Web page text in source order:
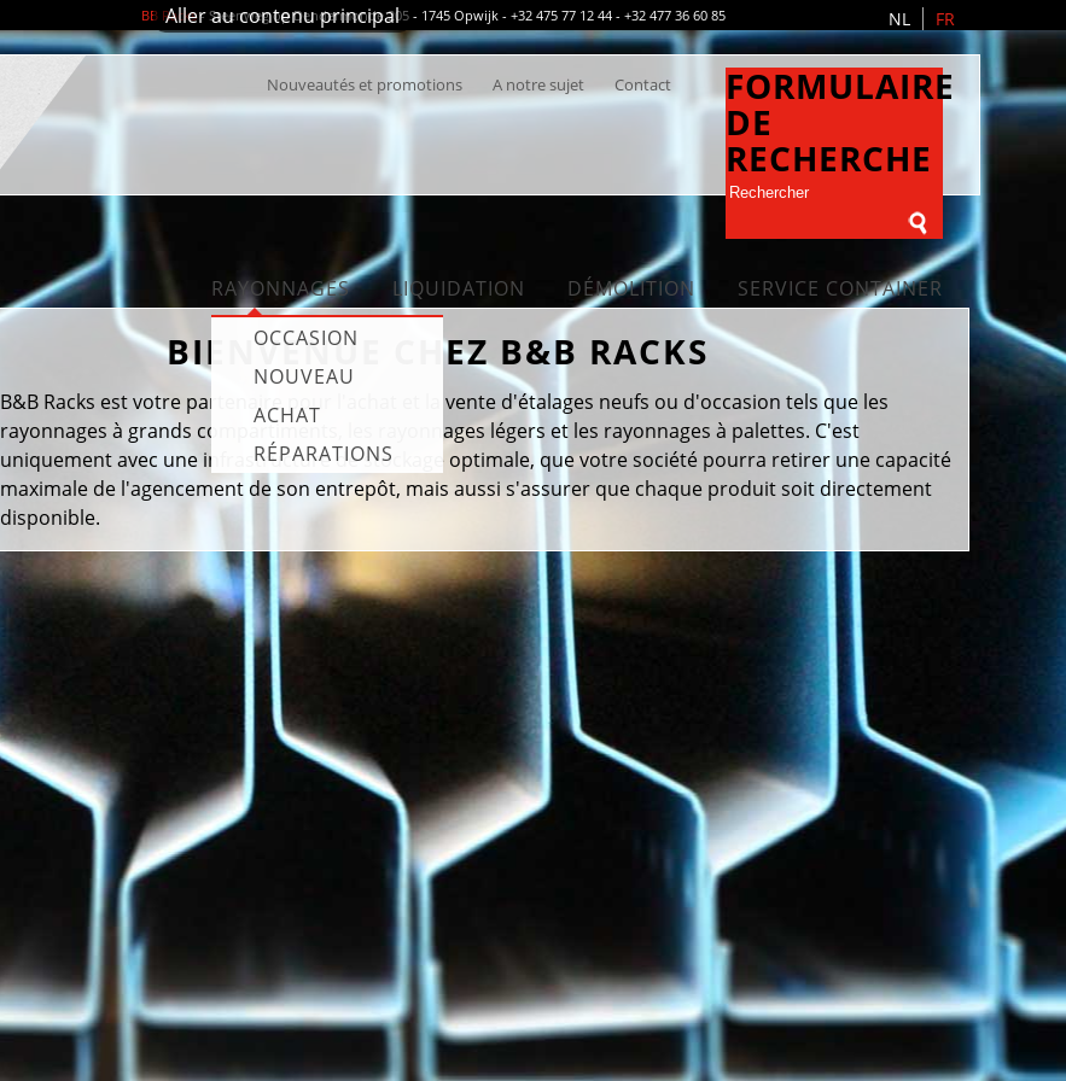
Aller au contenu principal
BB Racks- Steenweg op Dendermonde 205 - 1745 Opwijk - +32 475 77 12 44 - +32 477 36 60 85 NL FR
Nouveautés et promotions A notre sujet Contact FORMULAIRE
DE
RECHERCHE
RAYONNAGES
OCCASION
NOUVEAU
ACHAT
RÉPARATIONS
LIQUIDATION DÉMOLITION SERVICE CONTAINER
BIENVENUE CHEZ B&B RACKS
B&B Racks est votre partenaire pour l'achat et la vente d'étalages neufs ou d'occasion tels que les
rayonnages à grands compartiments, les rayonnages légers et les rayonnages à palettes. C'est
uniquement avec une infrastructure de stockage optimale, que votre société pourra retirer une capacité
maximale de l'agencement de son entrepôt, mais aussi s'assurer que chaque produit soit directement
disponible.